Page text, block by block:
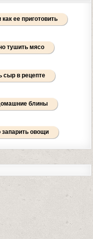
ее приготовить
тушить мясо
сыр в рецепте
блины
запарить овощи